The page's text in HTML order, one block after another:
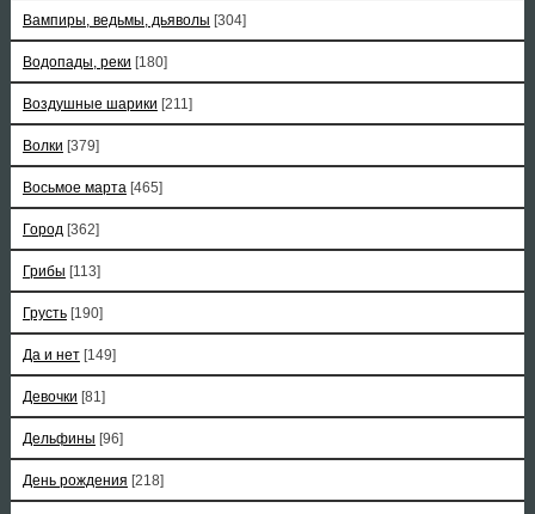
Вампиры, ведьмы, дьяволы [304]
Водопады, реки [180]
Воздушные шарики [211]
Волки [379]
Восьмое марта [465]
Город [362]
Грибы [113]
Грусть [190]
Да и нет [149]
Девочки [81]
Дельфины [96]
День рождения [218]